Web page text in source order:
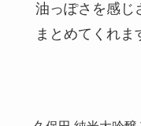
油っぽさを感じ
まとめてくれま